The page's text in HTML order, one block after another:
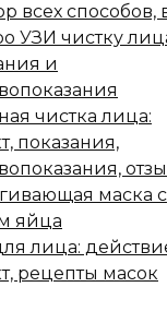
всех способов,
УЗИ чистку
и
чистка лица:
показания,
маска с
яйца
лица:
рецепты масок